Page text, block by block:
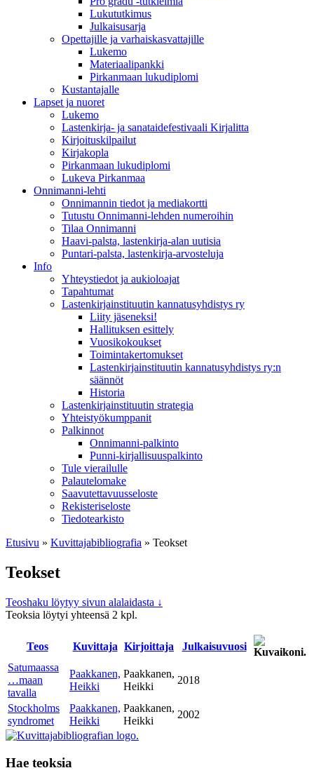
Lukututkimus
Julkaisusarja
Opettajille ja varhaiskasvattajille
Lukemo
Materiaalipankki
Pirkanmaan lukudiplomi
Kustantajalle
Lapset ja nuoret
Lukemo
Lastenkirja- ja sanataidefestivaali Kirjalitta
Kirjoituskilpailut
Kirjakopla
Pirkanmaan lukudiplomi
Lukeva Pirkanmaa
Onnimanni-lehti
Onnimannin tiedot ja mediakortti
Tutustu Onnimanni-lehden numeroihin
Tilaa Onnimanni
Haavi-palsta, lastenkirja-alan uutisia
Puntari-palsta, lastenkirja-arvosteluja
Info
Yhteystiedot ja aukioloajat
Tapahtumat
Lastenkirjainstituutin kannatusyhdistys ry
Liity jäseneksi!
Hallituksen esittely
Vuosikokoukset
Toimintakertomukset
Lastenkirjainstituutin kannatusyhdistys ry:n
säännöt
Historia
Lastenkirjainstituutin strategia
Yhteistyökumppanit
Palkinnot
Onnimanni-palkinto
Punni-kirjallisuuspalkinto
Tule vierailulle
Palautelomake
Saavutettavuusseloste
Rekisteriseloste
Tiedotearkisto
Etusivu » Kuvittaja­bibliografia » Teokset
Teokset
Teoshaku löytyy sivun alalaidasta ↓
Teoksia löytyi yhteensä 2 kpl.
Teos Kuvitta­ja Kirjoitta­ja
Julkaisu­vuosi
Satumaassa
…maan
tavalla
Paakkanen,
Heikki
Paakkanen,
Heikki
2018
Stockholms
syndromet
Paakkanen,
Heikki
Paakkanen,
Heikki
2002
Hae teoksia